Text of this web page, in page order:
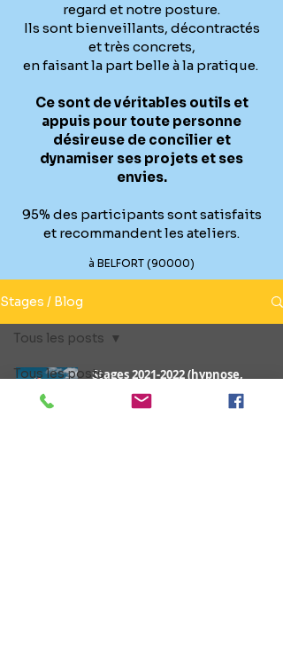
regard et notre posture.
Ils sont bienveillants, décontractés
et très concrets,
en faisant la part belle à la pratique.
Ce sont de véritables outils et
appuis pour toute personne
désireuse de concilier et
dynamiser ses projets et ses
envies.
95% des participants sont satisfaits
et recommandent les ateliers.
à BELFORT (90000)
Stages / Blog
Tous les posts
Articles
Tous les posts
Stages 2021-2022 (hypnose,
bien plus encore)